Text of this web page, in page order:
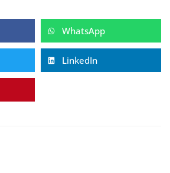
WhatsApp
LinkedIn